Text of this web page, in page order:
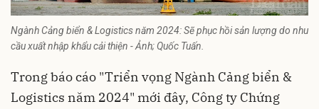
Ngành Cảng biển & Logistics năm 2024: Sẽ phục hồi sản lượng do nhu
cầu xuất nhập khẩu cải thiện - Ảnh; Quốc Tuấn.
Trong báo cáo "Triển vọng Ngành Cảng biển &
Logistics năm 2024" mới đây, Công ty Chứng